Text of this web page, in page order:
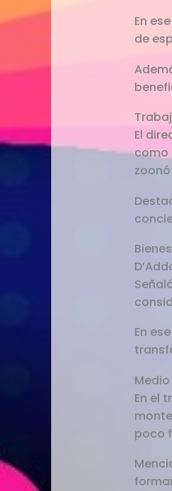
En
de
El
como
En
En el
poco